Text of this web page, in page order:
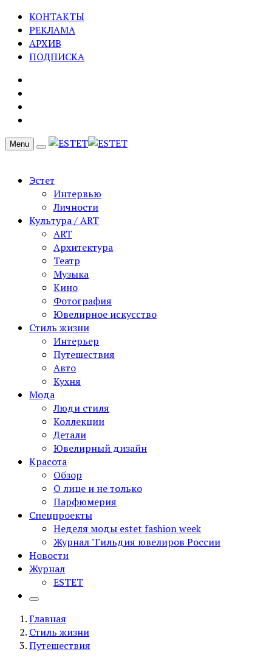
КОНТАКТЫ
РЕКЛАМА
АРХИВ
ПОДПИСКА
Menu
Эстет
Интервью
Личности
Культура / ART
ART
Архитектура
Театр
Музыка
Кино
Фотография
Ювелирное искусство
Стиль жизни
Интерьер
Путешествия
Авто
Кухня
Мода
Люди стиля
Коллекции
Детали
Ювелирный дизайн
Красота
Обзор
О лице и не только
Парфюмерия
Спецпроекты
Неделя моды estet fashion week
Журнал "Гильдия ювелиров России
Новости
Журнал
ESTET
Главная
Стиль жизни
Путешествия